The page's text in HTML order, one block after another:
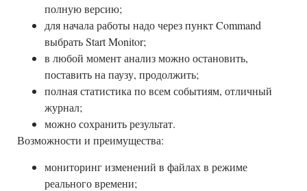
полную версию;
для начала работы надо через пункт Command
выбрать Start Monitor;
в любой момент анализ можно остановить,
поставить на паузу, продолжить;
полная статистика по всем событиям, отличный
журнал;
можно сохранить результат.
Возможности и преимущества:
мониторинг изменений в файлах в режиме
реального времени;